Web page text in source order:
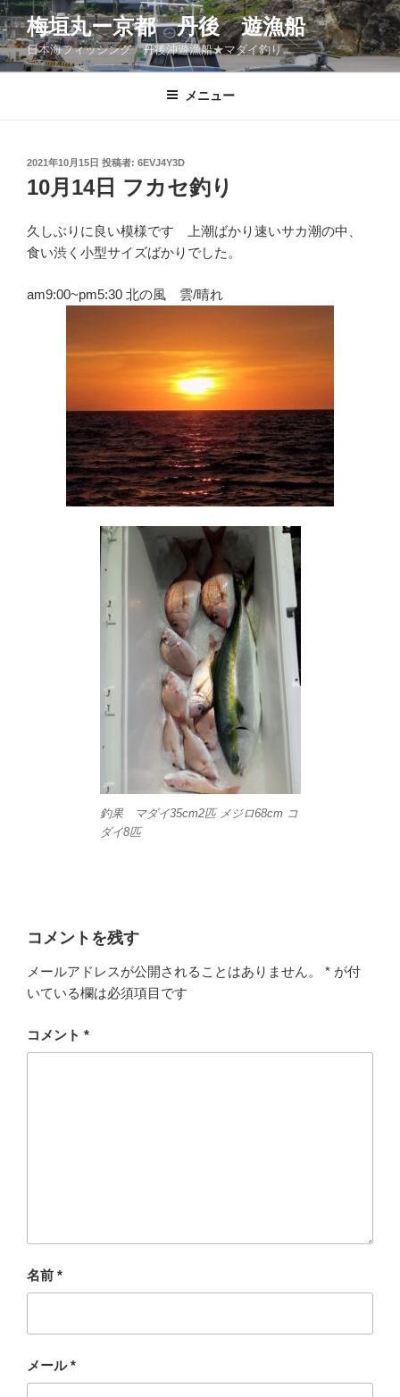
コ
ン
テ
ン
梅垣丸ー京都 丹後 遊漁船
日本海フィッシング 丹後沖遊漁船★マダイ釣り
メニュー
投
稿
日:
2021年10月15日 投稿者: 6EVJ4Y3D
10月14日 フカセ釣り
久しぶりに良い模様です 上潮ばかり速いサカ潮の中、
食い渋く小型サイズばかりでした。
am9:00~pm5:30 北の風 雲/晴れ
釣果 マダイ35cm2匹 メジロ68cm コ
ダイ8匹
コメントを残す
メールアドレスが公開されることはありません。 * が付
いている欄は必須項目です
コメント *
名前 *
メール*